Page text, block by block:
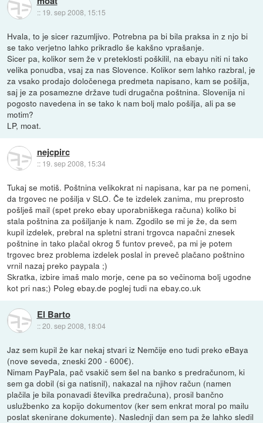
:: 19. sep 2008, 15:15
Hvala, to je sicer razumljivo. Potrebna pa bi bila praksa in z njo bi
se tako verjetno lahko prikradlo še kakšno vprašanje.
Sicer pa, kolikor sem že v preteklosti poškilil, na ebayu niti ni tako
velika ponudba, vsaj za nas Slovence. Kolikor sem lahko razbral, je
za vsako prodajo določenega predmeta napisano, kam se pošilja,
saj je za posamezne države tudi drugačna poštnina. Slovenija ni
pogosto navedena in se tako k nam bolj malo pošilja, ali pa se
motim?
LP, moat.
nejcpirc
:: 19. sep 2008, 15:34
Tukaj se motiš. Poštnina velikokrat ni napisana, kar pa ne pomeni,
da trgovec ne pošilja v SLO. Če te izdelek zanima, mu preprosto
pošlješ mail (spet preko ebay uporabniškega računa) koliko bi
stala poštnina za pošiljanje k nam. Zgodilo se mi je že, da sem
kupil izdelek, prebral na spletni strani trgovca napačni znesek
poštnine in tako plačal okrog 5 funtov preveč, pa mi je potem
trgovec brez problema izdelek poslal in preveč plačano poštnino
vrnil nazaj preko paypala ;)
Skratka, izbire imaš malo morje, cene pa so večinoma bolj ugodne
kot pri nas;) Poleg ebay.de poglej tudi na ebay.co.uk
El Barto
::20. sep 2008, 18:04
Jaz sem kupil že kar nekaj stvari iz Nemčije eno tudi preko eBaya
(nove seveda, zneski 200 - 600€).
Nimam PayPala, pač vsakič sem šel na banko s predračunom, ki
sem ga dobil (si ga natisnil), nakazal na njihov račun (namen
plačila je bila ponavadi številka predračuna), prosil bančno
uslužbenko za kopijo dokumentov (ker sem enkrat moral po mailu
poslat skenirane dokumente). Naslednji dan sem pa že lahko sledil